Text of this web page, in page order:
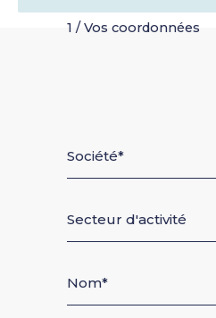
1 / Vos coordonnées
Société
Secteur d'activité
Nom